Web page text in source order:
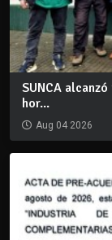
SUNCA
hor...
Aug 04 2026